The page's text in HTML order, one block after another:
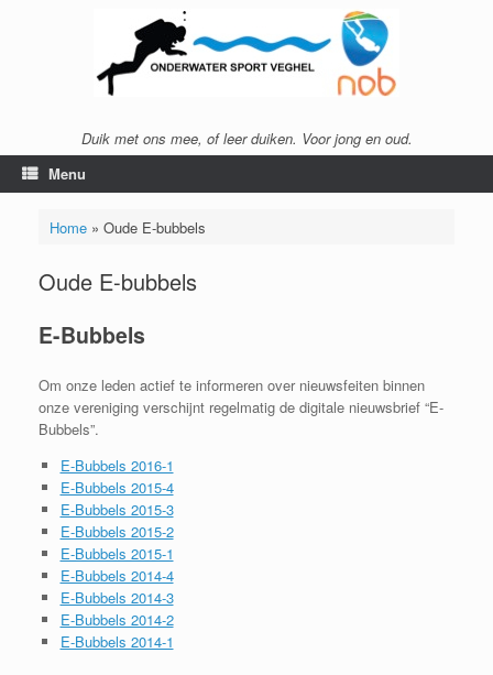
Duik met ons mee, of leer duiken. Voor jong en oud.
Menu
Home» Oude E-bubbels
Oude E-bubbels
E-Bubbels
Om onze leden actief te informeren over nieuwsfeiten binnen
onze vereniging verschijnt regelmatig de digitale nieuwsbrief “E-
Bubbels”.
E-Bubbels 2016-1
E-Bubbels 2015-4
E-Bubbels 2015-3
E-Bubbels 2015-2
E-Bubbels 2015-1
E-Bubbels 2014-4
E-Bubbels 2014-3
E-Bubbels 2014-2
E-Bubbels 2014-1